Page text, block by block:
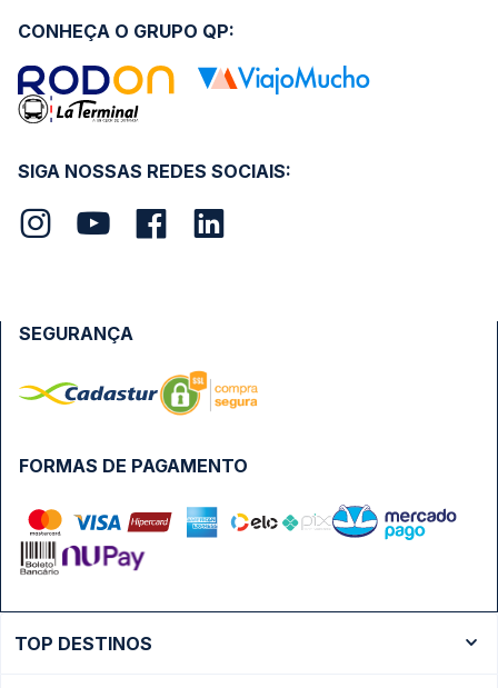
SIGA NOSSAS REDES SOCIAIS:
CONHEÇA O GRUPO QP:
FORMAS DE PAGAMENTO
SEGURANÇA
TOP DESTINOS